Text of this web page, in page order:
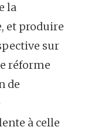
la
et produire
sur
réforme
de
à celle